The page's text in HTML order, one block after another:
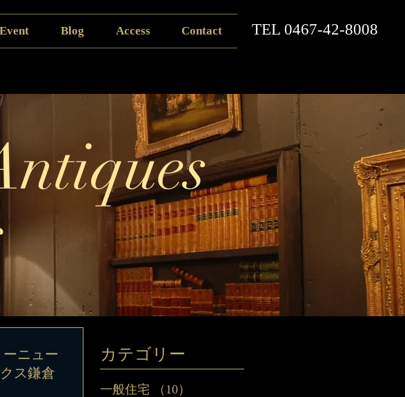
Event Blog Access Contact ​TEL 0467-42-8008
ニュー
ス鎌倉
カテゴリー
一般住宅 （10）